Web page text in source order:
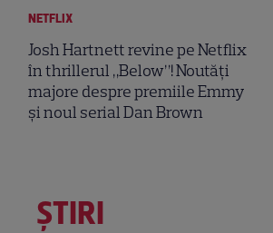
NETFLIX
Josh Hartnett revine pe Netflix
în thrillerul „Below”! Noutăți
majore despre premiile Emmy
și noul serial Dan Brown
ŞTIRI